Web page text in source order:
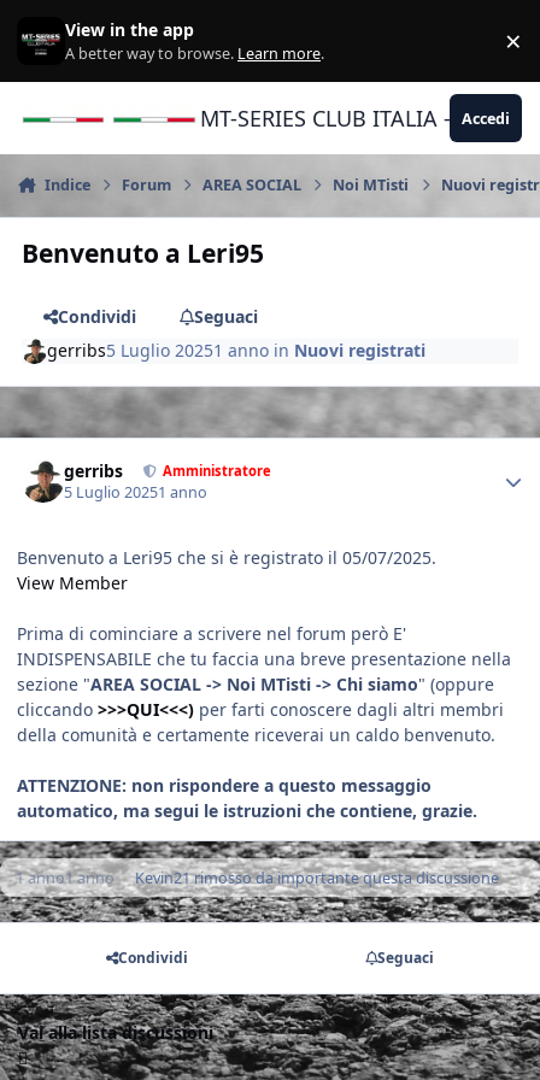
View in the app
A better way to browse. Learn more. ×
MT-SERIES CLUB ITALIA -Accedi
Indice Forum AREA SOCIAL Noi MTisti Nuovi
Benvenuto a Leri95
Condividi
Seguaci
gerribs5 Luglio 20251 anno in Nuovi registrati
gerribs Amministratore
5 Luglio 20251 anno
Benvenuto a Leri95 che si è registrato il 05/07/2025.
View Member
Prima di cominciare a scrivere nel forum però E'
INDISPENSABILE che tu faccia una breve presentazione nella
sezione "AREA SOCIAL -> Noi MTisti -> Chi siamo" (oppure
cliccando >>>QUI<<<) per farti conoscere dagli altri membri
della comunità e certamente riceverai un caldo benvenuto.
ATTENZIONE: non rispondere a questo messaggio
automatico, ma segui le istruzioni che contiene, grazie.
1 anno1 anno Kevin21rimosso da importante questa discussione
Condividi Seguaci
Vai alla lista discussioni